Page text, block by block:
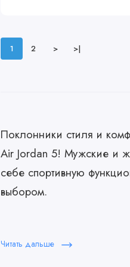
1 2 > >|
Поклонники стиля и
Air Jordan 5! Мужские и
себе спортивную
выбором.
спортом или просто
Читать дальше